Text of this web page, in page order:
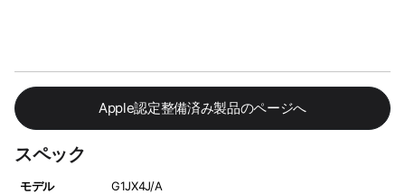
Apple認定整備済み製品のページへ
スペック
モデル
G1JX4J/A